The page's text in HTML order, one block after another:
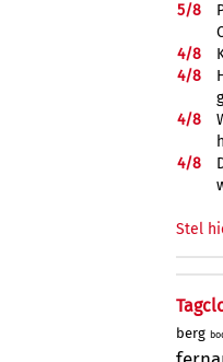
5/8
4/8
4/8
4/8
4/8
Stel
berg